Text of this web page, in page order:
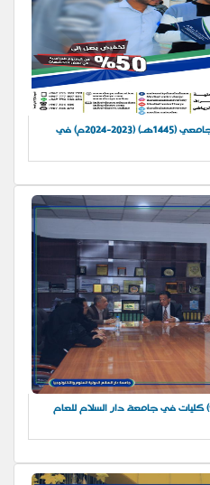
فتح باب القبول والتسجيل للعام الجامعي (1445هـ) (2023-2024م) في
فتح باب القبول والتسجيل لعدد (9) كليات في جامعة دار السلام للعام